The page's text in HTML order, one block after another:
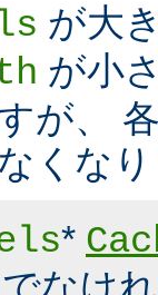
が大
が小
が、
くな
*
なけ